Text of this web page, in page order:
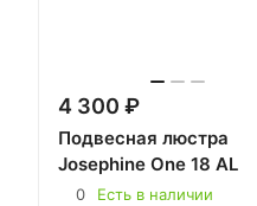
4 300 ₽
Подвесная люстра
Josephine One 18 AL
0
Есть в наличии